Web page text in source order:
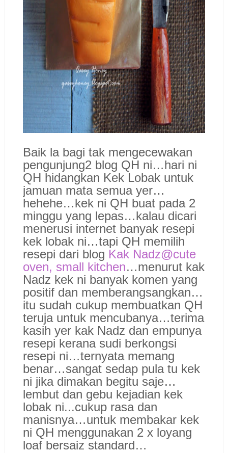
Baik la bagi tak mengecewakan
pengunjung2 blog QH ni…hari ni
QH hidangkan Kek Lobak untuk
jamuan mata semua yer…
hehehe…kek ni QH buat pada 2
minggu yang lepas…kalau dicari
menerusi internet banyak resepi
kek lobak ni…tapi QH memilih
resepi dari blog Kak Nadz@cute
oven, small kitchen…menurut kak
Nadz kek ni banyak komen yang
positif dan memberangsangkan…
itu sudah cukup membuatkan QH
teruja untuk mencubanya…terima
kasih yer kak Nadz dan empunya
resepi kerana sudi berkongsi
resepi ni…ternyata memang
benar…sangat sedap pula tu kek
ni jika dimakan begitu saje…
lembut dan gebu kejadian kek
lobak ni...cukup rasa dan
manisnya…untuk membakar kek
ni QH menggunakan 2 x loyang
loaf bersaiz standard…